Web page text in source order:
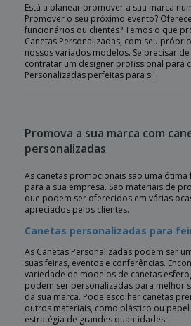
Está a planear promover a sua marca
Promover o seu próximo evento?
funcionários ou clientes? Temos o que
Canetas Personalizadas, com seu
nossos variados modelos. Se precisar
contratar um designer profissional para
Personalizadas perfeitas para si.
Promova a sua marca com
personalizadas
As canetas promocionais são uma
para a sua empresa. São materiais de
que podem ser oferecidos em várias
apreciados pelos clientes.
Canetas personalizadas para
As Canetas Personalizadas podem ser
suas feiras, eventos e conferências.
variedade de modelos de canetas
podem ser personalizadas para melhor
da sua marca. Pode escolher canetas
outros materiais, como plástico ou
estratégia de grandes quantidades.